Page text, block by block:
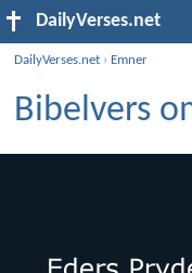
DailyVerses.net
DailyVerses.net › Emner
Bibelvers